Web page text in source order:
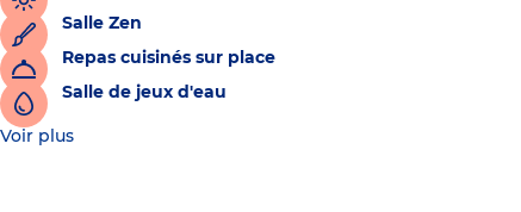
Salle Zen
Repas cuisinés sur place
Salle de jeux d'eau
Voir plus